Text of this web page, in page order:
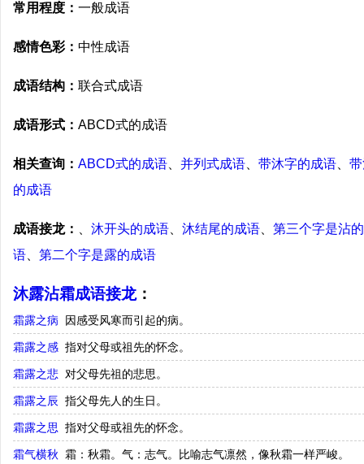
常用程度： 一般成语
感情色彩： 中性成语
成语结构： 联合式成语
成语形式： ABCD式的成语
相关查询： ABCD式的成语 并列式成语 带沐字的成语
的成语
成语接龙： 沐开头的成语 沐结尾的成语
第三个字是沾
语
第二个字是露的成语
沐露沾霜成语接龙：
霜露之病 因感受风寒而引起的病。
霜露之感 指对父母或祖先的怀念。
霜露之悲 对父母先祖的悲思。
霜露之辰 指父母先人的生日。
霜露之思 指对父母或祖先的怀念。
霜气横秋 霜：秋霜。气：志气。比喻志气凛然，像秋霜一样严峻。